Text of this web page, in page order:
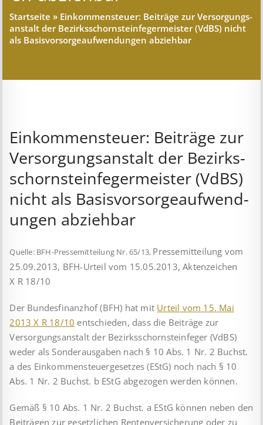
Startseite » Ein­kommen­steuer: Bei­träge zur Ver­sorgungs­
an­stalt der Be­zirks­schorn­stein­feg­er­meist­er (VdBS) nicht
als Basis­vor­sor­ge­auf­wend­ung­en ab­ziehbar
Ein­kommen­steuer: Bei­träge zur
Ver­sorgungs­an­stalt der Be­zirks­
schorn­stein­feg­er­meist­er (VdBS)
nicht als Basis­vor­sor­ge­auf­wend­
ung­en ab­ziehbar
Quelle: BFH-Pressemitteilung Nr. 65/13, Pressemitteilung vom
25.09.2013, BFH-Urteil vom 15.05.2013, Aktenzeichen
X R 18/10
Der Bundesfinanzhof (BFH) hat mit Urteil vom 15. Mai
2013 X R 18/10 ent­schie­den, dass die Beiträge zur
Versorgungs­anstalt der Bezirksschornsteinfeger (VdBS)
weder als Son­der­ausgaben nach § 10 Abs. 1 Nr. 2 Buchst.
a des Einkommensteuergesetzes (EStG) noch nach § 10
Abs. 1 Nr. 2 Buchst. b EStG abgezogen werden können.
Gemäß § 10 Abs. 1 Nr. 2 Buchst. a EStG können neben den
Beiträgen zur gesetzlichen Rentenversicherung oder zu